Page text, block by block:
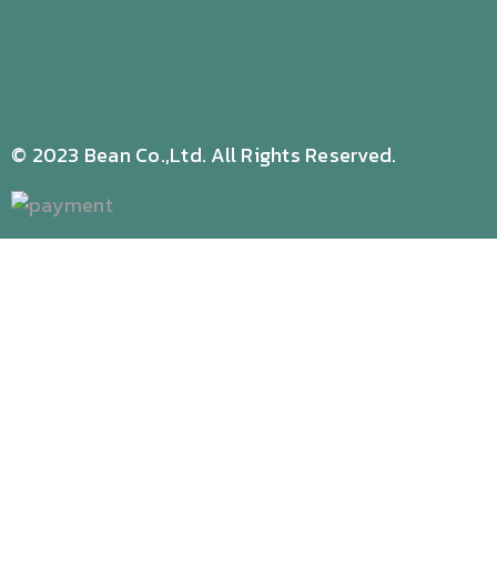
© 2023 Bean Co.,Ltd. All Rights Reserved.